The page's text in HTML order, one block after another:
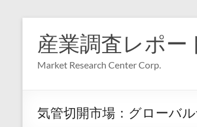
産業調査レポー
Market Research Center Corp.
気管切開市場：グローバ